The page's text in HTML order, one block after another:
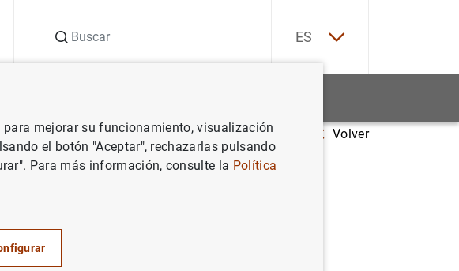
ES
implicaciones de la ampliación de la UE para la economía españolaVolver
de la UE
mejorar su funcionamiento, visualización
el botón "Aceptar", rechazarlas pulsando
Para más información, consulte la Política